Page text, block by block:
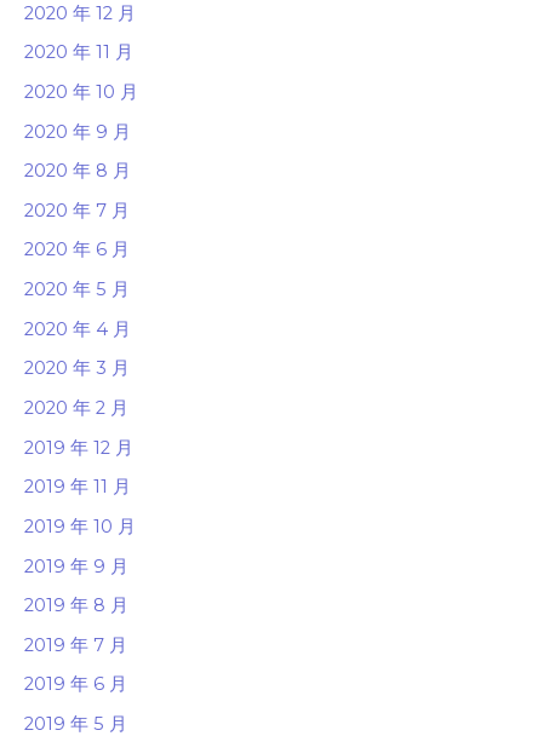
2020 年 12 月
2020 年 11 月
2020 年 10 月
2020 年 9 月
2020 年 8 月
2020 年 7 月
2020 年 6 月
2020 年 5 月
2020 年 4 月
2020 年 3 月
2020 年 2 月
2019 年 12 月
2019 年 11 月
2019 年 10 月
2019 年 9 月
2019 年 8 月
2019 年 7 月
2019 年 6 月
2019 年 5 月